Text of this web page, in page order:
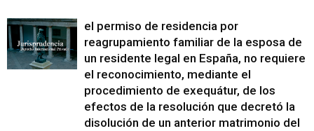
el permiso de residencia por
reagrupamiento familiar de la esposa de
un residente legal en España, no requiere
el reconocimiento, mediante el
procedimiento de exequátur, de los
efectos de la resolución que decretó la
disolución de un anterior matrimonio del